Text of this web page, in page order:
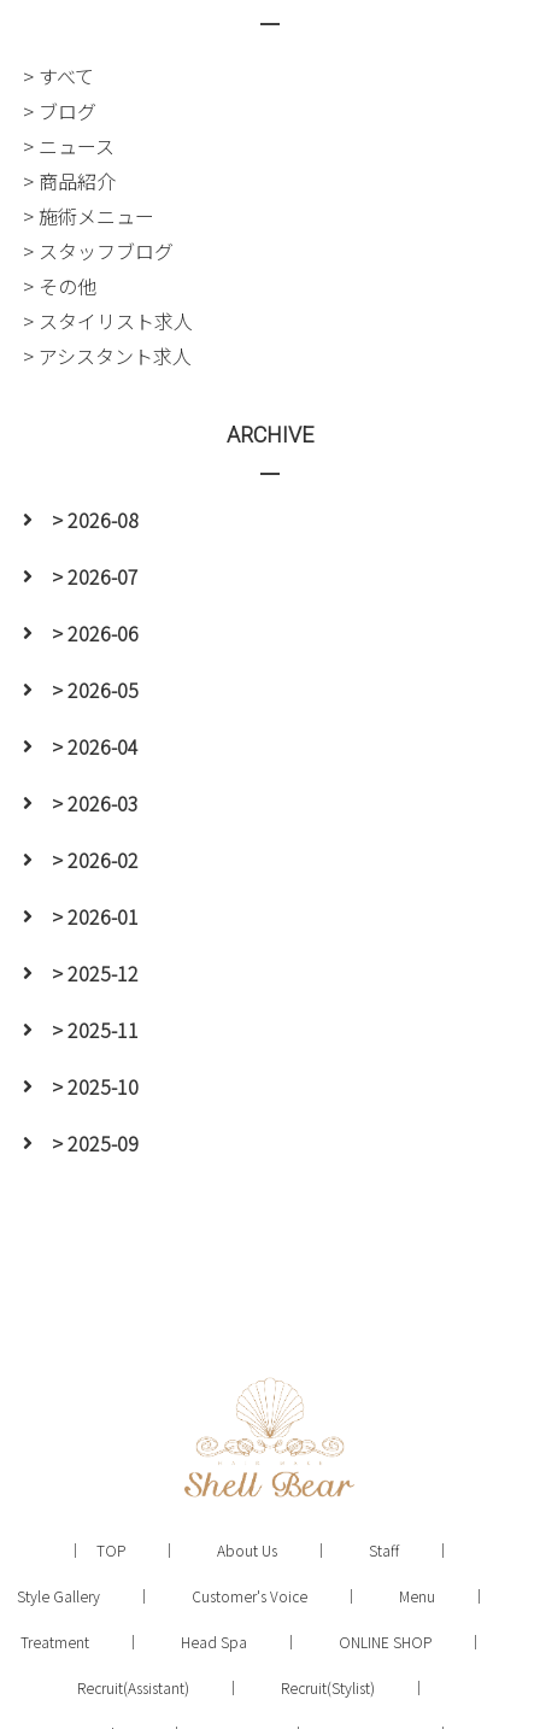
> すべて
> ブログ
> ニュース
> 商品紹介
> 施術メニュー
> スタッフブログ
> その他
> スタイリスト求人
> アシスタント求人
ARCHIVE
> 2026-08
> 2026-07
> 2026-06
> 2026-05
> 2026-04
> 2026-03
> 2026-02
> 2026-01
> 2025-12
> 2025-11
> 2025-10
> 2025-09
TOP About Us Staff
Style Gallery Customer's Voice Menu
Treatment Head Spa ONLINE SHOP
Recruit(Assistant) Recruit(Stylist)